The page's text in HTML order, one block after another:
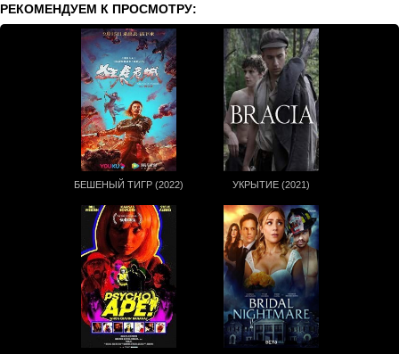
РЕКОМЕНДУЕМ К ПРОСМОТРУ:
БЕШЕНЫЙ ТИГР (2022) УКРЫТИЕ (2021)